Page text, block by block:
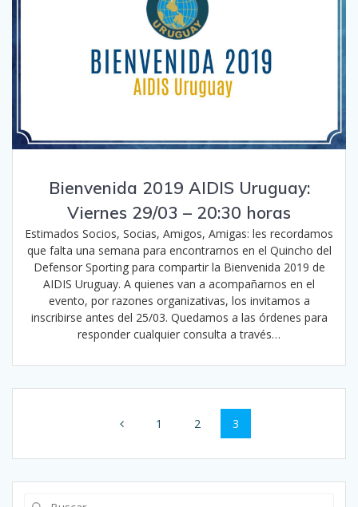
Bienvenida 2019 AIDIS Uruguay:
Viernes 29/03 – 20:30 horas
Estimados Socios, Socias, Amigos, Amigas: les recordamos
que falta una semana para encontrarnos en el Quincho del
Defensor Sporting para compartir la Bienvenida 2019 de
AIDIS Uruguay. A quienes van a acompañarnos en el
evento, por razones organizativas, los invitamos a
inscribirse antes del 25/03. Quedamos a las órdenes para
responder cualquier consulta a través…
entradas
Página
1 Página
2 Página
3